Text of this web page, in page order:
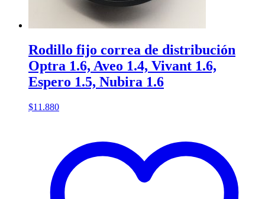
Rodillo fijo correa de distribución
Optra 1.6, Aveo 1.4, Vivant 1.6,
Espero 1.5, Nubira 1.6
$11.880